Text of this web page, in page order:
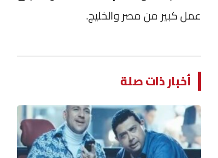
عمل كبير من مصر والخليج.
أخبار ذات صلة